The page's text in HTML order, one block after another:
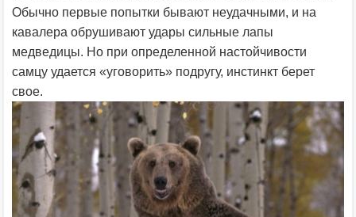
Обычно первые попытки бывают неудачными, и на
кавалера обрушивают удары сильные лапы
медведицы. Но при определенной настойчивости
самцу удается «уговорить» подругу, инстинкт берет
свое.